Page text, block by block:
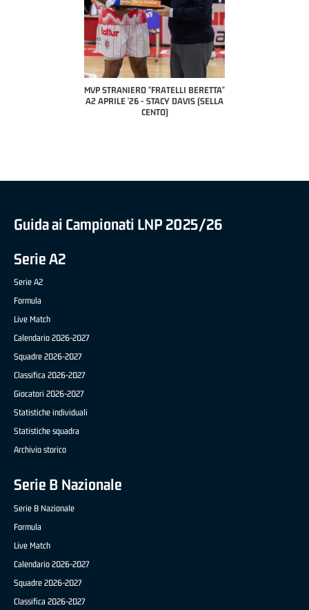
MVP "FRATELLI BERETTA" SAMUEL
DILAS B NAZIONALE APRILE '26 -
MARCO RESTELLI (TAV TREVIGLIO
Guida ai Campionati LNP 2025/26
Serie A2
Serie A2
Formula
Live Match
Calendario 2026-2027
Squadre 2026-2027
Classifica 2026-2027
Giocatori 2026-2027
Statistiche individuali
Statistiche squadra
Archivio storico
Serie B Nazionale
Serie B Nazionale
Formula
Live Match
Calendario 2026-2027
Squadre 2026-2027
Classifica 2026-2027